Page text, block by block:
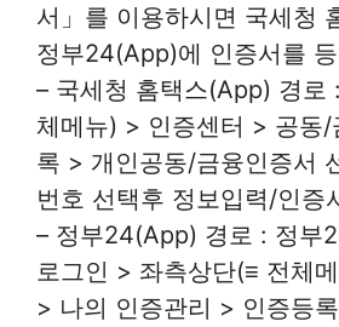
서」를 이용하시면 국세청
정부24(App)에 인증서를
– 국세청 홈택스(App) 경로
체메뉴) > 인증센터 > 공동/
록 > 개인공동/금융인증서
번호 선택후 정보입력/인증
– 정부24(App) 경로 : 정부
로그인 > 좌측상단(≡ 전체
> 나의 인증관리 > 인증등